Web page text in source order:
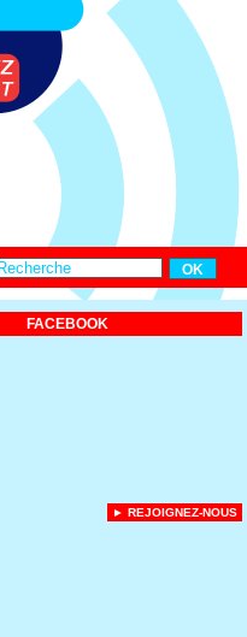
FACEBOOK
► REJOIGNEZ-NOUS